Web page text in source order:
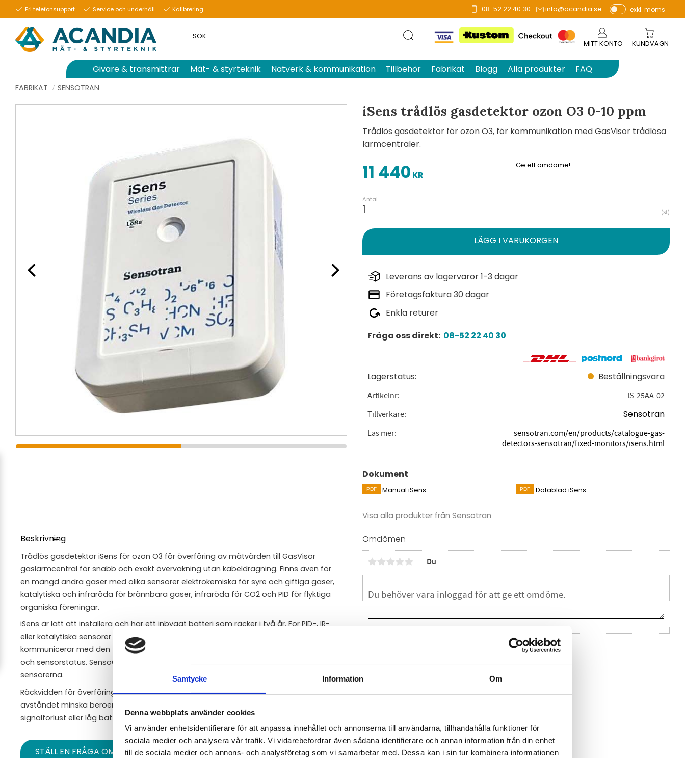
Samtycke Information Om
Denna webbplats använder cookies
Vi använder enhetsidentifierare för att anpassa innehållet och annonserna till användarna, tillhandahålla funktioner för
sociala medier och analysera vår trafik. Vi vidarebefordrar även sådana identifierare och annan information från din enhet
till de sociala medier och annons- och analysföretag som vi samarbetar med. Dessa kan i sin tur kombinera informationen
Fri telefonsupport Service och underhåll Kalibrering 08-52 22 40 30 info@acandia.se
P
e
r
vi
s
exkl. moms
MITT KONTO KUNDVAGN
Givare & transmittrar Mät- & styrteknik Nätverk & kommunikation Tillbehör Fabrikat Blogg Alla produkter FAQ
FABRIKAT SENSOTRAN
iSens trådlös gasdetektor ozon O3 0-10 ppm
Trådlös gasdetektor för ozon O3, för kommunikation med GasVisor trådlösa
larmcentraler.
11 440 KR
Antal
st
Leverans av lagervaror 1-3 dagar
Företagsfaktura 30 dagar
Enkla returer
Fråga oss direkt: 08-52 22 40 30
Lagerstatus Beställningsvara
Artikelnr
IS-25AA-02
Tillverkare
Sensotran
Läs mer
sensotran.com/en/products/catalogue-gas-
detectors-sensotran/fixed-monitors/isens.html
Dokument
Manual iSens Datablad iSens
Visa alla produkter från Sensotran
Ge ett omdöme!
Beskrivning
Trådlös gasdetektor iSens för ozon O3 för överföring av mätvärden till GasVisor
gaslarmcentral för snabb och exakt övervakning utan kabeldragning. Finns även för
en mängd andra gaser med olika sensorer elektrokemiska för syre och giftiga gaser,
katalytiska och infraröda för brännbara gaser, infraröda för CO2 och PID för flyktiga
organiska föreningar.
iSens är lätt att installera och har ett inbyggt batteri som räcker i två år. För PID-, IR-
eller katalytiska sensorer krävs ett 110-220 VAC-uttag. Detektorerna i serien iSens
kommunicerar med den trådlösa gaslarmcentralen GasVisor för övervakning av larm
och sensorstatus. SensoGuard-programvaran kan också användas för att övervaka
sensorerna.
Räckvidden för överföring når upp till 7 km (siktlinje). I stads- eller industriområden kan
avståndet minska beroende på hinder, men en kilometer är vanligtvis möjligt. Vid
signalförlust eller låg batterinivå varnar larmcentralen användaren.
STÄLL EN FRÅGA OM PRODUKTEN
Omdömen
Baserat på 0 betyg.
Du
Bli den första att lämna ett omdöme.